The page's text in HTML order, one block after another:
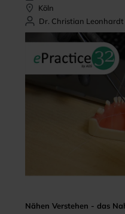
Köln
Dr. Christian Leonhardt
Nähen Verstehen - das